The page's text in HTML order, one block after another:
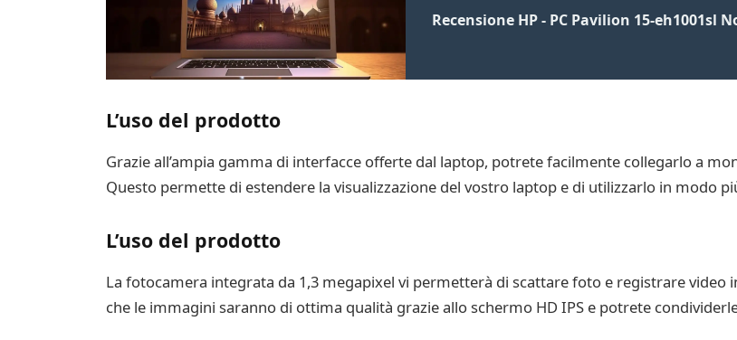
Recensione HP - PC Pavilion 15-eh1001sl
L’uso del prodotto
Grazie all’ampia gamma di interfacce offerte dal laptop, potrete facilmente collegarlo a
Questo permette di estendere la visualizzazione del vostro laptop e di utilizzarlo in modo
L’uso del prodotto
La fotocamera integrata da 1,3 megapixel vi permetterà di scattare foto e registrare video
che le immagini saranno di ottima qualità grazie allo schermo HD IPS e potrete